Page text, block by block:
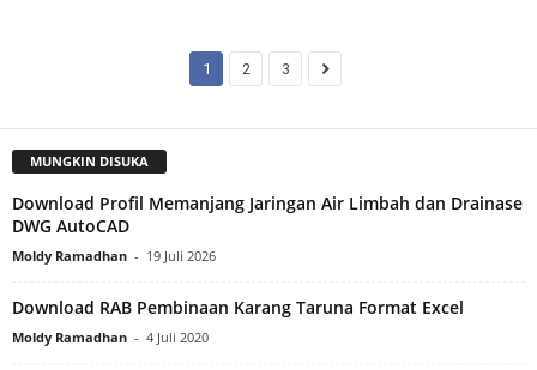
1 2 3
MUNGKIN DISUKA
Download Profil Memanjang Jaringan Air Limbah dan Drainase
DWG AutoCAD
Moldy Ramadhan - 19 Juli 2026
Download RAB Pembinaan Karang Taruna Format Excel
Moldy Ramadhan - 4 Juli 2020